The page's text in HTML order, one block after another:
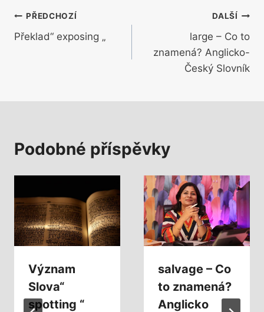
Navigace
pro
PŘEDCHOZÍ
Překlad“ exposing „
DALŠÍ
large – Co to
znamená? Anglicko-
Český Slovník
Podobné příspěvky
Význam
Slova“
spotting “
salvage – Co
to znamená?
Anglicko